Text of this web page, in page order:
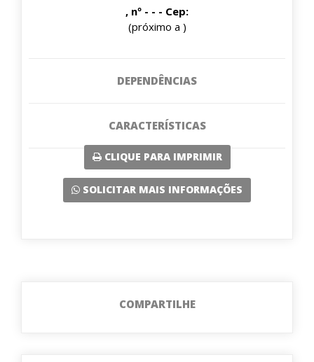
, nº - - - Cep:
(próximo a )
DEPENDÊNCIAS
CARACTERÍSTICAS
CLIQUE PARA IMPRIMIR
SOLICITAR MAIS INFORMAÇÕES
COMPARTILHE